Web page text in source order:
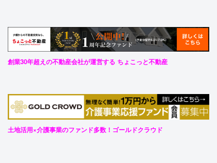
創業30年超えの不動産会社が運営する ちょこっと不動産
土地活用×介護事業のファンド多数！ゴールドクラウド